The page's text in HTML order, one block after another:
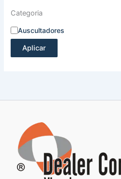
Categoria
Auscultadores
Aplicar